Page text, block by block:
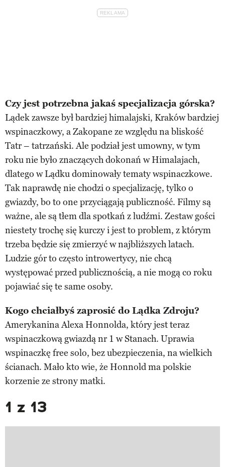
Czy jest potrzebna jakaś specjalizacja górska?
Lądek zawsze był bardziej himalajski, Kraków bardziej
wspinaczkowy, a Zakopane ze względu na bliskość
Tatr – tatrzański. Ale podział jest umowny, w tym
roku nie było znaczących dokonań w Himalajach,
dlatego w Lądku dominowały tematy wspinaczkowe.
Tak naprawdę nie chodzi o specjalizację, tylko o
gwiazdy, bo to one przyciągają publiczność. Filmy są
ważne, ale są tłem dla spotkań z ludźmi. Zestaw gości
niestety trochę się kurczy i jest to problem, z którym
trzeba będzie się zmierzyć w najbliższych latach.
Ludzie gór to często introwertycy, nie chcą
występować przed publicznością, a nie mogą co roku
pojawiać się te same osoby.
Kogo chciałbyś zaprosić do Lądka Zdroju?
Amerykanina Alexa Honnolda, który jest teraz
wspinaczkową gwiazdą nr 1 w Stanach. Uprawia
wspinaczkę free solo, bez ubezpieczenia, na wielkich
ścianach. Mało kto wie, że Honnold ma polskie
korzenie ze strony matki.
1 z 13